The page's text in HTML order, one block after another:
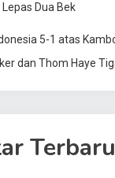
Dua Bek
5-1 atas
dan Thom Haye
Terbaru